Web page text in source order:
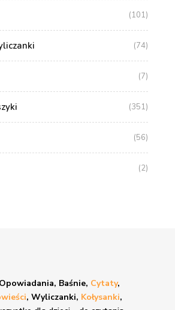
(101)
(74)
(7)
(351)
(56)
(2)
Baśnie, Cytaty,
, Wyliczanki, Kołysanki,